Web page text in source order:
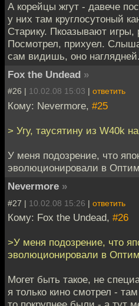
А корейцы жгут - давече
у них там круглосутоный
Старику. Пкоазывают игры,
Посмотрел, прихуел.
сам видишь, оно наглядней.
Fox the Undead »
#26 | 10.02.08 15:03 | ответить
Кому: Nevermore, #25
> Угу, таусятину из W40k
У меня подозрение, что
эволюционировали в
Nevermore »
#27 | 10.02.08 15:26 | ответить
Кому: Fox the Undead, #26
>У меня подозрение, что
эволюционировали в
Могет быть такое, не
я только кино смотрел -